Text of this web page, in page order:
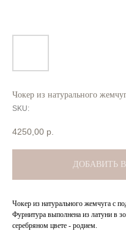
Чокер из натурального
SKU:
4250,00 р.
ДОБАВИТЬ
Чокер из натурального жемчуга с
Фурнитура выполнена из латуни в
серебряном цвете - родием.